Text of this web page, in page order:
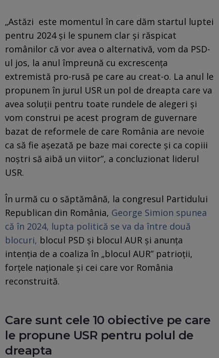
„Astăzi este momentul în care dăm startul luptei
pentru 2024 şi le spunem clar şi răspicat
românilor că vor avea o alternativă, vom da PSD-
ul jos, la anul împreună cu excrescenţa
extremistă pro-rusă pe care au creat-o. La anul le
propunem în jurul USR un pol de dreapta care va
avea soluţii pentru toate rundele de alegeri şi
vom construi pe acest program de guvernare
bazat de reformele de care România are nevoie
ca să fie aşezată pe baze mai corecte şi ca copiii
noştri să aibă un viitor”, a concluzionat liderul
USR.
În urmă cu o săptămână, la congresul Partidului
Republican din România, George Simion spunea
că în 2024, lupta politică se va da între două
blocuri, blocul PSD și blocul AUR și anunța
intenția de a coaliza în „blocul AUR” patrioții,
forțele naționale și cei care vor România
reconstruită.
Care sunt cele 10 obiective pe care
le propune USR pentru polul de
dreapta